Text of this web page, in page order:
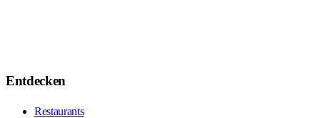
Entdecken
Restaurants